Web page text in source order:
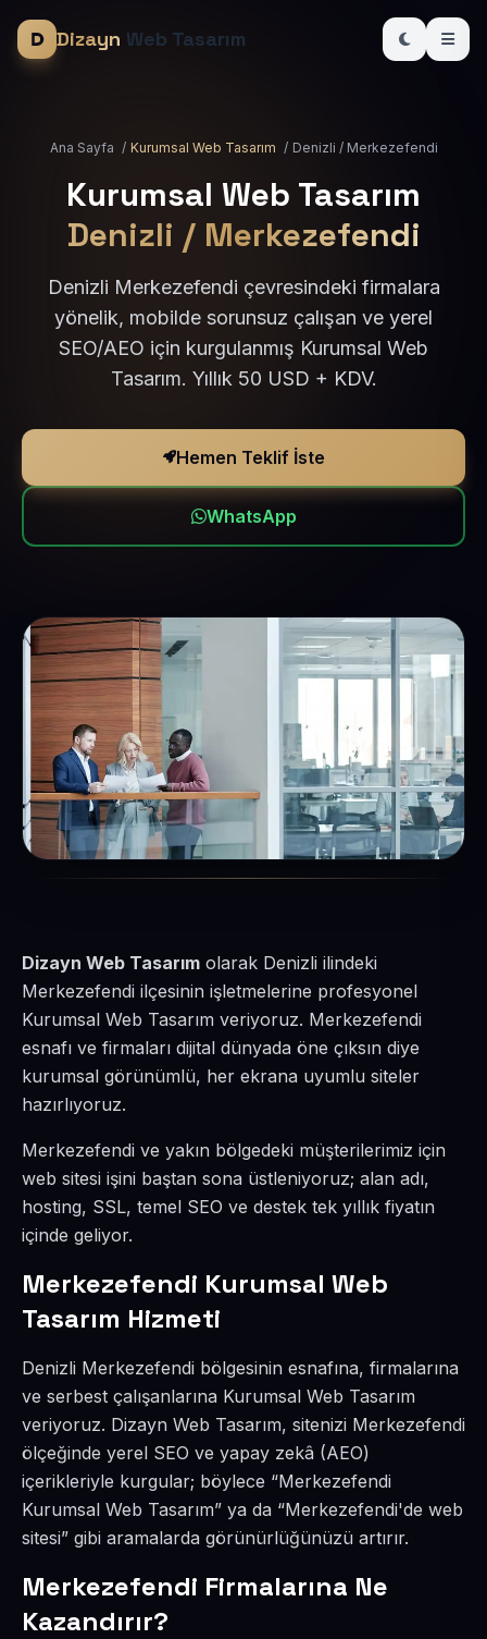
Dizayn Web Tasarım
Ana Sayfa / Kurumsal Web Tasarım / Denizli / Merkezefendi
Kurumsal Web Tasarım
Denizli / Merkezefendi
Denizli Merkezefendi çevresindeki firmalara
yönelik, mobilde sorunsuz çalışan ve yerel
SEO/AEO için kurgulanmış Kurumsal Web
Tasarım. Yıllık 50 USD + KDV.
Hemen Teklif İste
WhatsApp
Dizayn Web Tasarım olarak Denizli ilindeki
Merkezefendi ilçesinin işletmelerine profesyonel
Kurumsal Web Tasarım veriyoruz. Merkezefendi
esnafı ve firmaları dijital dünyada öne çıksın diye
kurumsal görünümlü, her ekrana uyumlu siteler
hazırlıyoruz.
Merkezefendi ve yakın bölgedeki müşterilerimiz için
web sitesi işini baştan sona üstleniyoruz; alan adı,
hosting, SSL, temel SEO ve destek tek yıllık fiyatın
içinde geliyor.
Merkezefendi Kurumsal Web
Tasarım Hizmeti
Denizli Merkezefendi bölgesinin esnafına, firmalarına
ve serbest çalışanlarına Kurumsal Web Tasarım
veriyoruz. Dizayn Web Tasarım, sitenizi Merkezefendi
ölçeğinde yerel SEO ve yapay zekâ (AEO)
içerikleriyle kurgular; böylece “Merkezefendi
Kurumsal Web Tasarım” ya da “Merkezefendi'de web
sitesi” gibi aramalarda görünürlüğünüzü artırır.
Merkezefendi Firmalarına Ne
Kazandırır?